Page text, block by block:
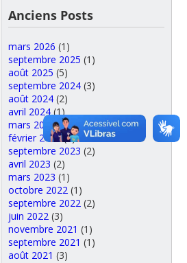
Anciens Posts
mars 2026 (1)
septembre 2025 (1)
août 2025 (5)
septembre 2024(3)
août 2024(2)
avril 2024(1)
mars 2024(2)
février 2024(1)
septembre 2023 (2)
avril 2023 (2)
mars 2023 (1)
octobre 2022 (1)
septembre 2022 (2)
juin 2022 (3)
novembre 2021 (1)
septembre 2021 (1)
août 2021 (3)